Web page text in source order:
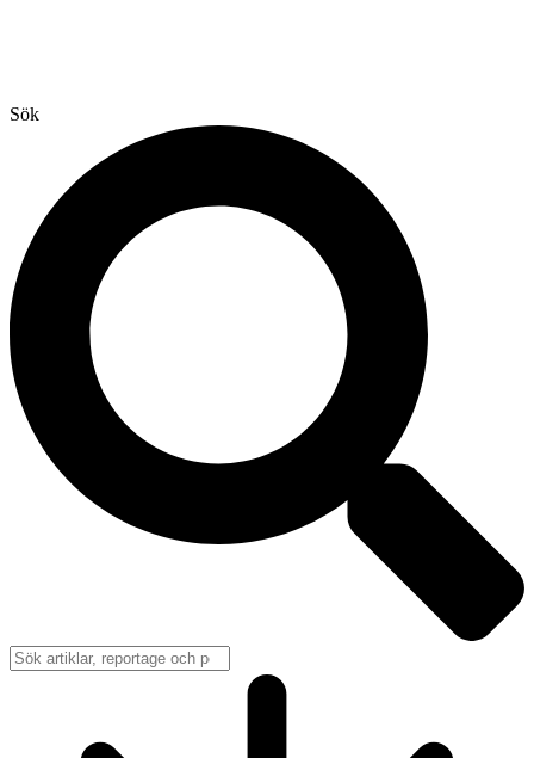
Sök